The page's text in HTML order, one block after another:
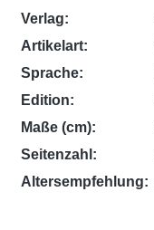
Verlag:
Artikelart:
Sprache:
Edition:
Maße (cm):
Seitenzahl:
Altersempfehlung: